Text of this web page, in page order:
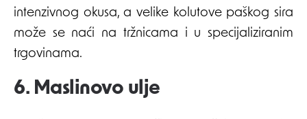
intenzivnog okusa, a velike kolutove paškog sira
može se naći na tržnicama i u specijaliziranim
trgovinama.
6. Maslinovo ulje